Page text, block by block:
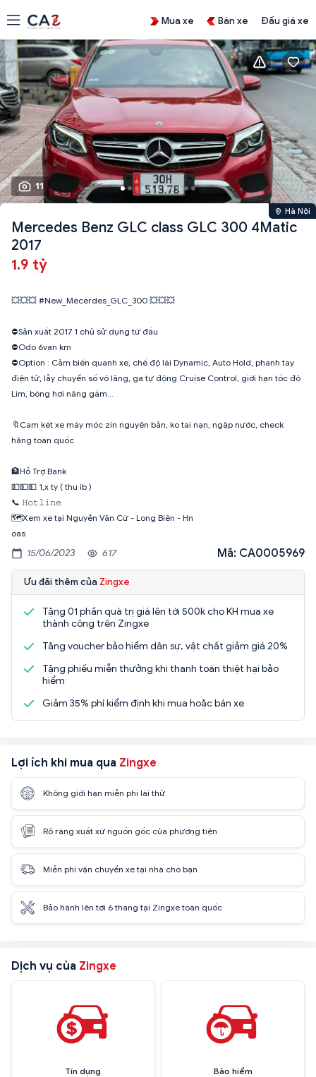
Mua xe Bán xe Đấu giá xe
11
Hà Nội
Mercedes Benz GLC class GLC 300 4Matic
2017
1.9 tỷ
💥💥💥 #New_Mecerdes_GLC_300 💥💥💥
⛔️Sản xuất 2017 1 chủ sử dụng từ đầu
⛔️Odo 6vạn km
⛔️Option : Cảm biến quanh xe, chế độ lái Dynamic, Auto Hold, phanh tay
điện tử, lẫy chuyển số vô lăng, ga tự động Cruise Control, giới hạn tốc độ
Lim, bóng hơi nâng gầm...
🔖Cam kết xe máy móc zin nguyên bản, ko tai nạn, ngập nước, check
hãng toàn quốc
🏦Hỗ Trợ Bank
💵💵💵 1,x ty ( thu ib )
📞 𝙷𝚘𝚝𝚕𝚒𝚗𝚎
🗺️Xem xe tại Nguyễn Văn Cừ - Long Biên - Hn
oas
15/06/2023 617 Mã: CA0005969
Ưu đãi thêm của Zingxe
Tặng 01 phần quà trị giá lên tới 500k cho KH mua xe
thành công trên Zingxe
Tặng voucher bảo hiểm dân sự, vật chất giảm giá 20%
Tặng phiếu miễn thưởng khi thanh toán thiệt hại bảo
hiểm
Giảm 35% phí kiểm định khi mua hoặc bán xe
Lợi ích khi mua qua Zingxe
Không giới hạn miễn phí lái thử
Rõ ràng xuất xứ nguồn gốc của phương tiện
Miễn phí vận chuyển xe tại nhà cho bạn
Bảo hành lên tới 6 tháng tại Zingxe toàn quốc
Dịch vụ của Zingxe
Tín dụng
Bảo hiểm